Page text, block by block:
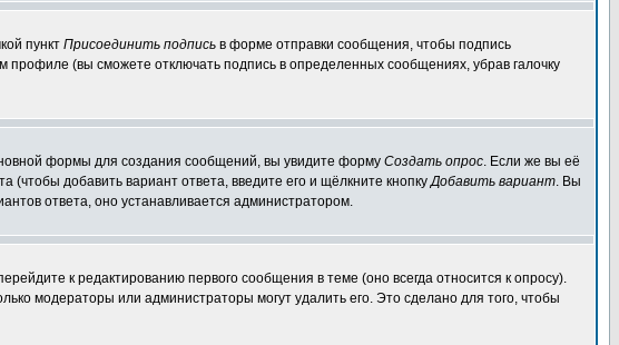
пункт Присоединить подпись в форме отправки сообщения, чтобы подпись
(вы сможете отключать подпись в определенных сообщениях, убрав галочку
формы для создания сообщений, вы увидите форму Создать опрос. Если же вы её
(чтобы добавить вариант ответа, введите его и щёлкните кнопкуДобавить вариант. Вы
ответа, оно устанавливается администратором.
к редактированию первого сообщения в теме (оно всегда относится к опросу).
модераторы или администраторы могут удалить его. Это сделано для того, чтобы